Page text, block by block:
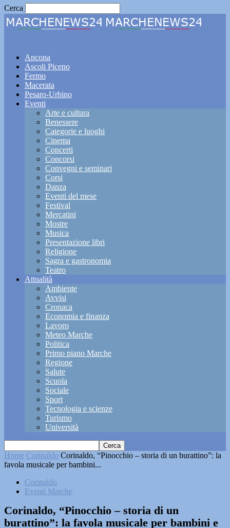
Cerca
Ancona
Ascoli Piceno
Fermo
Macerata
Pesaro-Urbino
Eventi
Arte e cultura
Benessere
Categorie e luoghi
Cinema
Concerti
Concorsi
Convegni e seminari
Corsi
Danza
Eventi del mese
Festival
Mercatini
Mostre
Musica
Presentazione libri
Religione
Sagra e gastronomia
Teatro
Attualità
Ambiente
Avvisi
Cronaca
Economia e finanza
Lavoro
Meteo Marche
Politica
Primo piano Marche
Regione
Salute
Scuola
Sociale
Sport
Tecnologia e scienze
Turismo
Università
Home Corinaldo Corinaldo, “Pinocchio – storia di un burattino”: la
favola musicale per bambini...
Corinaldo
Eventi Marche
Corinaldo, “Pinocchio – storia di un
burattino”: la favola musicale per bambini e